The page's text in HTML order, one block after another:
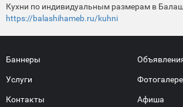
Кухни по индивидуальным размерам в
https://balashihameb.ru/kuhni
Баннеры
Услуги
Контакты Афиша